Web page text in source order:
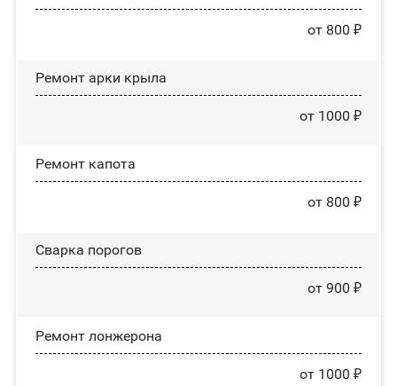
от 800 ₽
Ремонт арки крыла
от 1000 ₽
Ремонт капота
от 800 ₽
Сварка порогов
от 900 ₽
Ремонт лонжерона
от 1000 ₽